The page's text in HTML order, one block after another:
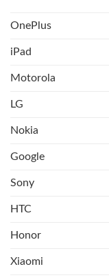
OnePlus
iPad
Motorola
LG
Nokia
Google
Sony
HTC
Honor
Xiaomi